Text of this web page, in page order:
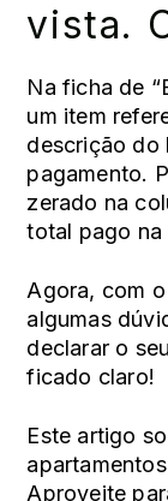
vista.
Na ficha de
um item
descrição do
pagamento.
zerado na
total pago na
Agora, com
algumas
declarar o
ficado claro!
Este artigo
Aproveite